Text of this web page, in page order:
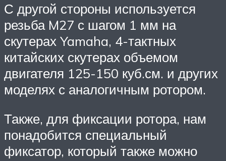
С другой стороны используется
резьба M27 с шагом 1 мм на
скутерах Yamaha, 4-тактных
китайских скутерах объемом
двигателя 125-150 куб.см. и других
моделях с аналогичным ротором.
Также, для фиксации ротора, нам
понадобится специальный
фиксатор, который также можно